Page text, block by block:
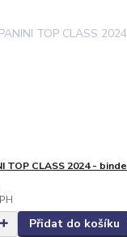
TOP CLASS 2024 -
Přidat do košíku